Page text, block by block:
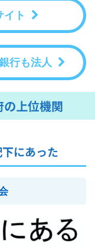
ト
行も法人
上位機関
にあった